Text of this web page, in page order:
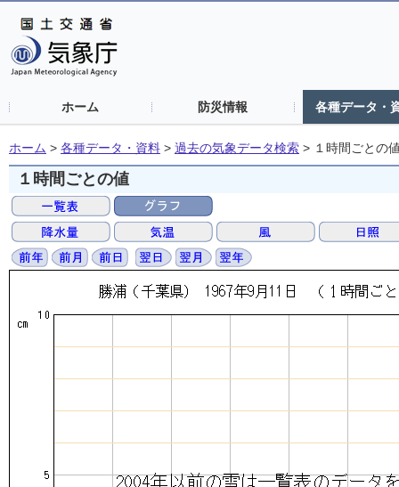
ホーム 防災情報 各種データ・
ホーム > 各種データ・資料 > 過去の気象データ検索 > １時間ごとの
１時間ごとの値